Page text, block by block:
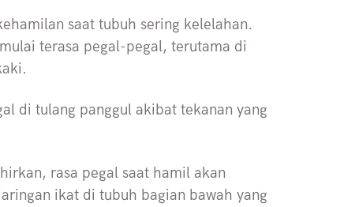
saat tubuh sering kelelahan.
terasa pegal-pegal, terutama di
di tulang panggul akibat tekanan yang
rasa pegal saat hamil akan
ikat di tubuh bagian bawah yang